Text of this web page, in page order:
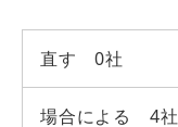
直す 0社
場合による 4社